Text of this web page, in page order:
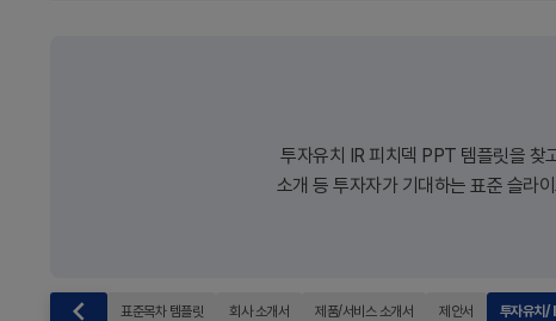
투자유치 IR 피치덱 PPT 템플릿을 찾
소개 등 투자자가 기대하는 표준 슬라
표준목차 템플릿 회사 소개서 제품/서비스 소개서 제안서 투자유치/